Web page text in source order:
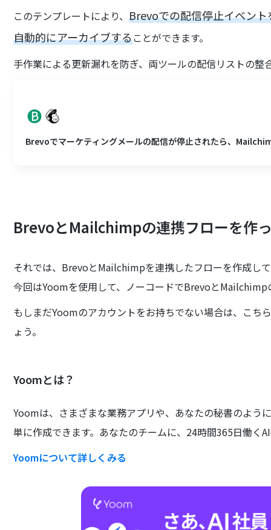
このテンプレートにより、Brevoでの配信停止イベン
自動的にアーカイブすることができます。
手作業による更新漏れを防ぎ、両ツールの配信リストの
Brevoでマーケティングメールの配信が停止されたら、
BrevoとMailchimpの連携フローを作
それでは、BrevoとMailchimpを連携したフローを作成し
今回はYoomを使用して、ノーコードでBrevoとMailchimp
もしまだYoomのアカウントをお持ちでない場合は、こち
ょう。
Yoomとは？
Yoomは、さまざまな業務アプリや、あなたの秘書のよう
単に作成できます。あなたのチームに、24時間365日働く
Yoomについて詳しくみる